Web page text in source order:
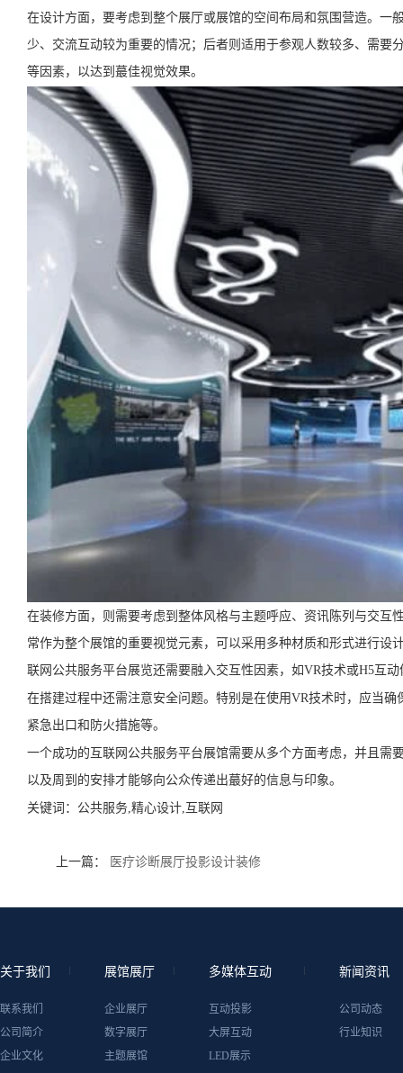
在设计方面，要考虑到整个展厅或展馆的空间布局和氛围营造。
少、交流互动较为重要的情况；后者则适用于参观人数较多、需
等因素，以达到蕞佳视觉效果。
在装修方面，则需要考虑到整体风格与主题呼应、资讯陈列与交
常作为整个展馆的重要视觉元素，可以采用多种材质和形式进行
联网公共服务平台展览还需要融入交互性因素，如VR技术或H5互动
在搭建过程中还需注意安全问题。特别是在使用VR技术时，应当
紧急出口和防火措施等。
一个成功的互联网公共服务平台展馆需要从多个方面考虑，并且
以及周到的安排才能够向公众传递出蕞好的信息与印象。
关键词： 公共服务,精心设计,互联网
上一篇： 医疗诊断展厅投影设计装修
关于我们
联系我们
公司简介
企业文化
展馆展厅
企业展厅
数字展厅
主题展馆
多媒体互动
互动投影
大屏互动
LED展示
新闻资讯
公司动态
行业知识